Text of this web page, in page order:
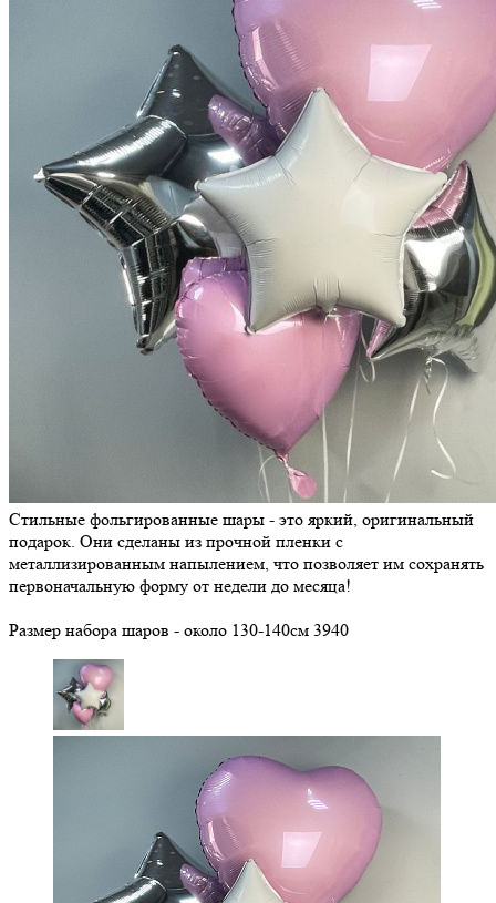
Стильные фольгированные шары - это яркий, оригинальный
подарок. Они сделаны из прочной пленки с
металлизированным напылением, что позволяет им сохранять
первоначальную форму от недели до месяца!
Размер набора шаров - около 130-140см 3940